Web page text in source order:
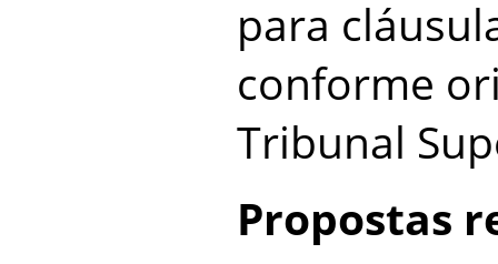
para
conforme
Tribunal
Propostas